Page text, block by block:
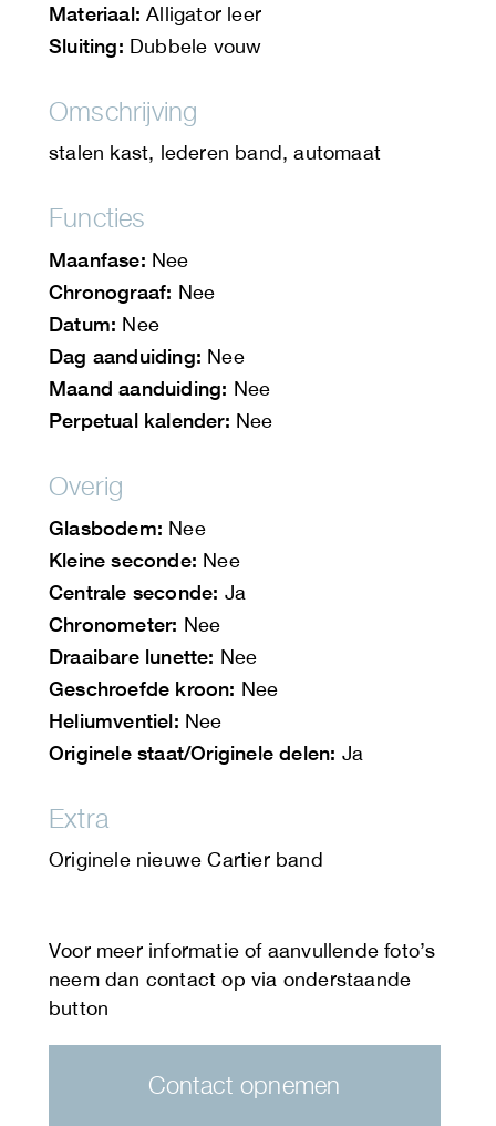
Materiaal: Alligator leer
Sluiting: Dubbele vouw
Omschrijving
stalen kast, lederen band, automaat
Functies
Maanfase: Nee
Chronograaf: Nee
Datum: Nee
Dag aanduiding: Nee
Maand aanduiding: Nee
Perpetual kalender: Nee
Overig
Glasbodem: Nee
Kleine seconde: Nee
Centrale seconde: Ja
Chronometer: Nee
Draaibare lunette: Nee
Geschroefde kroon: Nee
Heliumventiel: Nee
Originele staat/Originele delen: Ja
Extra
Originele nieuwe Cartier band
Contact opnemen